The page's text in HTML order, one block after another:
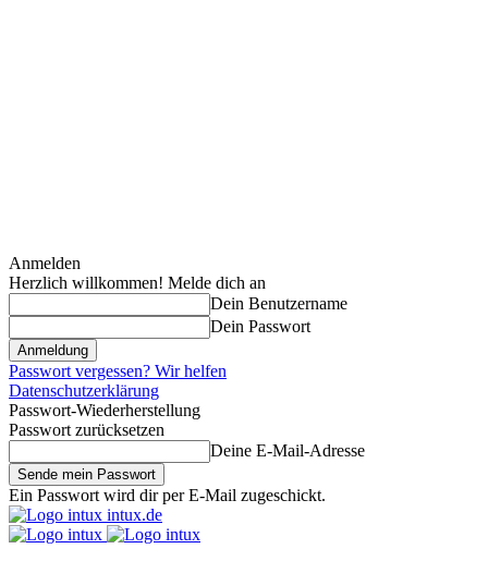
Anmelden
Herzlich willkommen! Melde dich an
Dein Benutzername
Dein Passwort
Passwort vergessen? Wir helfen
Datenschutzerklärung
Passwort-Wiederherstellung
Passwort zurücksetzen
Deine E-Mail-Adresse
Ein Passwort wird dir per E-Mail zugeschickt.
intux.de